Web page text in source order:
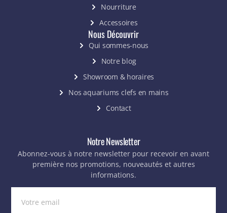
Nourriture
Accessoires
Nous Découvrir
Qui sommes-nous
Notre blog
Showroom & horaires
Nos aquariums clefs en mains
Contact
Notre Newsletter
Abonnez-vous à notre newsletter pour recevoir en avant
première nos promotions, nouveautés et autres
informations.